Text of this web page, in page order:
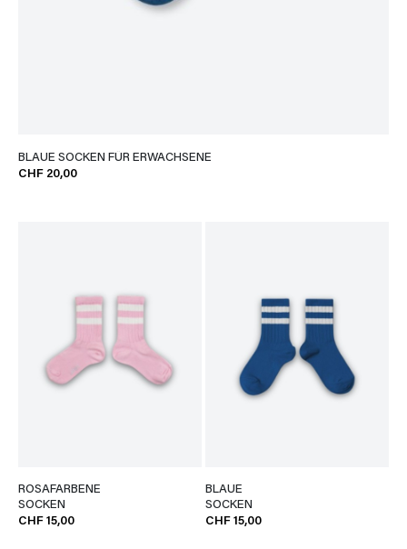
BLAUE SOCKEN FÜR ERWACHSENE
CHF 20,00
ROSAFARBENE
SOCKEN
CHF 15,00
BLAUE
SOCKEN
CHF 15,00